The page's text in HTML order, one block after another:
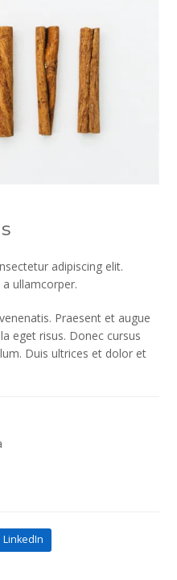
adipiscing elit.
ullamcorper.
Praesent et augue
eget risus. Donec cursus
Duis ultrices et dolor et
LinkedIn